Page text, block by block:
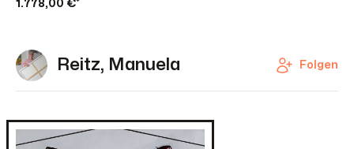
1.778,00 €*
Reitz, Manuela Folgen